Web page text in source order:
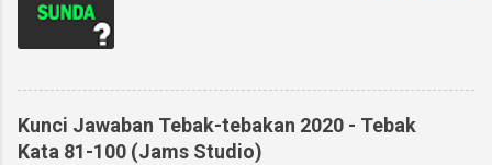
Kunci Jawaban Tebak-tebakan 2020 - Tebak
Kata 81-100 (Jams Studio)